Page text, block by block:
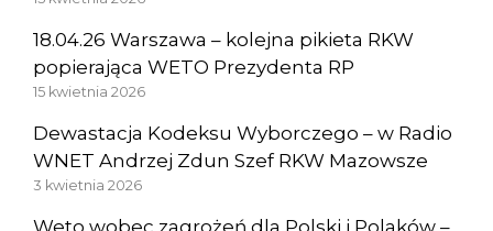
18.04.26 Warszawa – kolejna pikieta RKW
popierająca WETO Prezydenta RP
15 kwietnia 2026
Dewastacja Kodeksu Wyborczego – w Radio
WNET Andrzej Zdun Szef RKW Mazowsze
3 kwietnia 2026
Weto wobec zagrożeń dla Polski i Polaków –